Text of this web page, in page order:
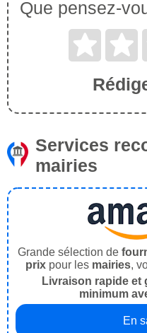
Que pensez-
Services
mairies
Grande sélection de
prix pour les mairies,
Livraison rapide et
minimum
En